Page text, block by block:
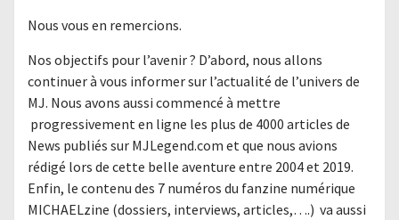
Nous vous en remercions.
Nos objectifs pour l’avenir ? D’abord, nous allons
continuer à vous informer sur l’actualité de l’univers de
MJ. Nous avons aussi commencé à mettre
progressivement en ligne les plus de 4000 articles de
News publiés sur MJLegend.com et que nous avions
rédigé lors de cette belle aventure entre 2004 et 2019.
Enfin, le contenu des 7 numéros du fanzine numérique
MICHAELzine (dossiers, interviews, articles,….) va aussi